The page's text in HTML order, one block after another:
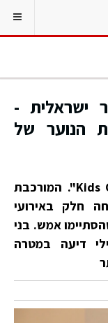
ישראלית -
הנוער של
משלחת של ארגון "Kids Creating Peace". המורכבת
חלק באירועי
אמש. בני
דיעה במטרה